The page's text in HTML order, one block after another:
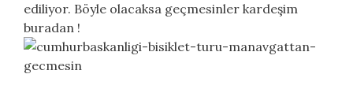
ediliyor. Böyle olacaksa geçmesinler kardeşim
buradan !